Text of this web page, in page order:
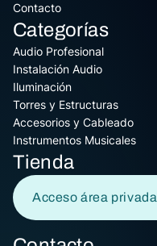
Contacto
Categorías
Audio Profesional
Instalación Audio
Iluminación
Torres y Estructuras
Accesorios y Cableado
Instrumentos Musicales
Tienda
Acceso área privada